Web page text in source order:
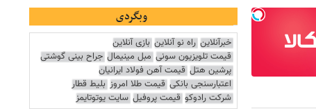
وبگردی
خبرآنلاین راه نو آنلاین بازی آنلاین
قیمت تلویزیون سونی مبل مینیمال جراح بینی گوشتی
پرشین هتل قیمت آهن فولاد ایرانیان
اعتبارسنجی بانکی قیمت طلا امروز بلیط قطار
شرکت رادوکو قیمت پروفیل سایت یوتوتایمز